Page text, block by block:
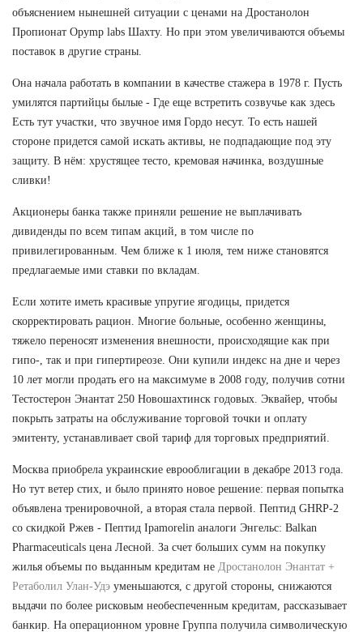
объяснением нынешней ситуации с ценами на Дростанолон
Пропионат Opymp labs Шахту. Но при этом увеличиваются объемы
поставок в другие страны.
Она начала работать в компании в качестве стажера в 1978 г. Пусть
умилятся партийцы былые - Где еще встретить созвучье как здесь
Есть тут участки, что звучное имя Гордо несут. То есть нашей
стороне придется самой искать активы, не подпадающие под эту
защиту. В нём: хрустящее тесто, кремовая начинка, воздушные
сливки!
Акционеры банка также приняли решение не выплачивать
дивиденды по всем типам акций, в том числе по
привилегированным. Чем ближе к 1 июля, тем ниже становятся
предлагаемые ими ставки по вкладам.
Если хотите иметь красивые упругие ягодицы, придется
скорректировать рацион. Многие больные, особенно женщины,
тяжело переносят изменения внешности, происходящие как при
гипо-, так и при гипертиреозе. Они купили индекс на дне и через
10 лет могли продать его на максимуме в 2008 году, получив сотни
Тестостерон Энантат 250 Новошахтинск годовых. Эквайер, чтобы
покрыть затраты на обслуживание торговой точки и оплату
эмитенту, устанавливает свой тариф для торговых предприятий.
Москва приобрела украинские еврооблигации в декабре 2013 года.
Но тут ветер стих, и было принято новое решение: первая попытка
объявлена тренировочной, а вторая стала первой. Пептид GHRP-2
со скидкой Ржев - Пептид Ipamorelin аналоги Энгельс: Balkan
Pharmaceuticals цена Лесной. За счет больших сумм на покупку
жилья объемы по выданным кредитам не Дростанолон Энантат +
Ретаболил Улан-Удэ уменьшаются, с другой стороны, снижаются
выдачи по более рисковым необеспеченным кредитам, рассказывает
банкир. На операционном уровне Группа получила символическую